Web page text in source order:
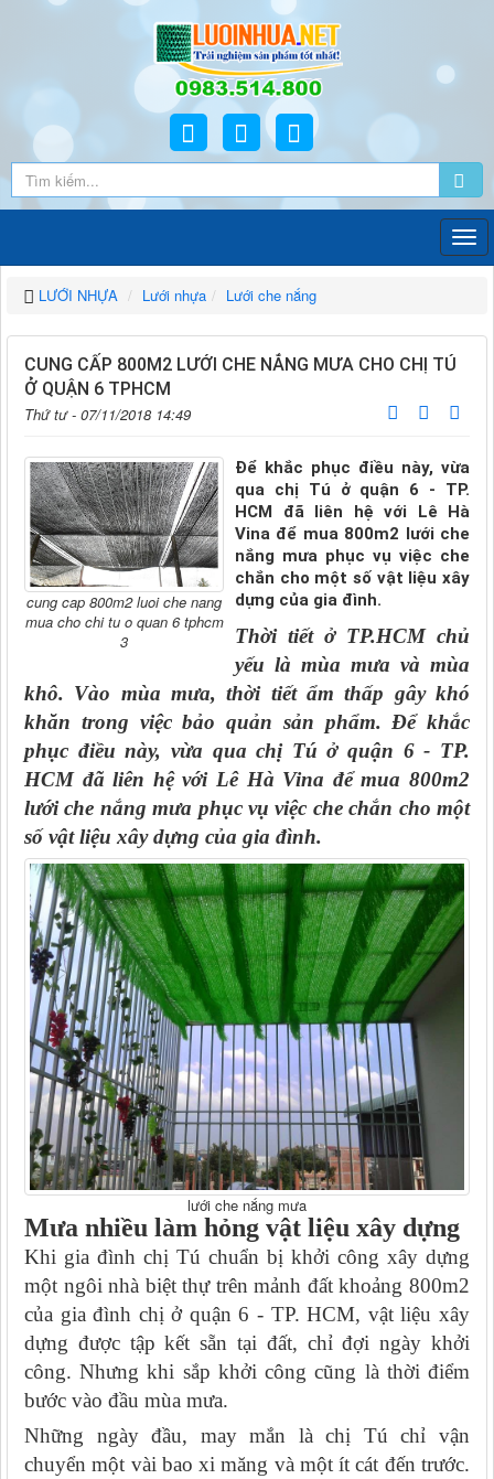
LƯỚI NHỰA Lưới nhựa Lưới che nắng
CUNG CẤP 800M2 LƯỚI CHE NẮNG MƯA CHO CHỊ TÚ
Ở QUẬN 6 TPHCM
Thứ tư - 07/11/2018 14:49
cung cap 800m2 luoi che nang
mua cho chi tu o quan 6 tphcm
3
Để khắc phục điều này, vừa
qua chị Tú ở quận 6 - TP.
HCM đã liên hệ với Lê Hà
Vina để mua 800m2 lưới che
nắng mưa phục vụ việc che
chắn cho một số vật liệu xây
dựng của gia đình.
Thời tiết ở TP.HCM chủ
yếu là mùa mưa và mùa
khô. Vào mùa mưa, thời tiết ẩm thấp gây khó
khăn trong việc bảo quản sản phẩm. Để khắc
phục điều này, vừa qua chị Tú ở quận 6 - TP.
HCM đã liên hệ với Lê Hà Vina để mua 800m2
lưới che nắng mưa phục vụ việc che chắn cho một
số vật liệu xây dựng của gia đình.
lưới che nắng mưa
Mưa nhiều làm hỏng vật liệu xây dựng
Khi gia đình chị Tú chuẩn bị khởi công xây dựng
một ngôi nhà biệt thự trên mảnh đất khoảng 800m2
của gia đình chị ở quận 6 - TP. HCM, vật liệu xây
dựng được tập kết sẵn tại đất, chỉ đợi ngày khởi
công. Nhưng khi sắp khởi công cũng là thời điểm
bước vào đầu mùa mưa.
Những ngày đầu, may mắn là chị Tú chỉ vận
chuyển một vài bao xi măng và một ít cát đến trước.